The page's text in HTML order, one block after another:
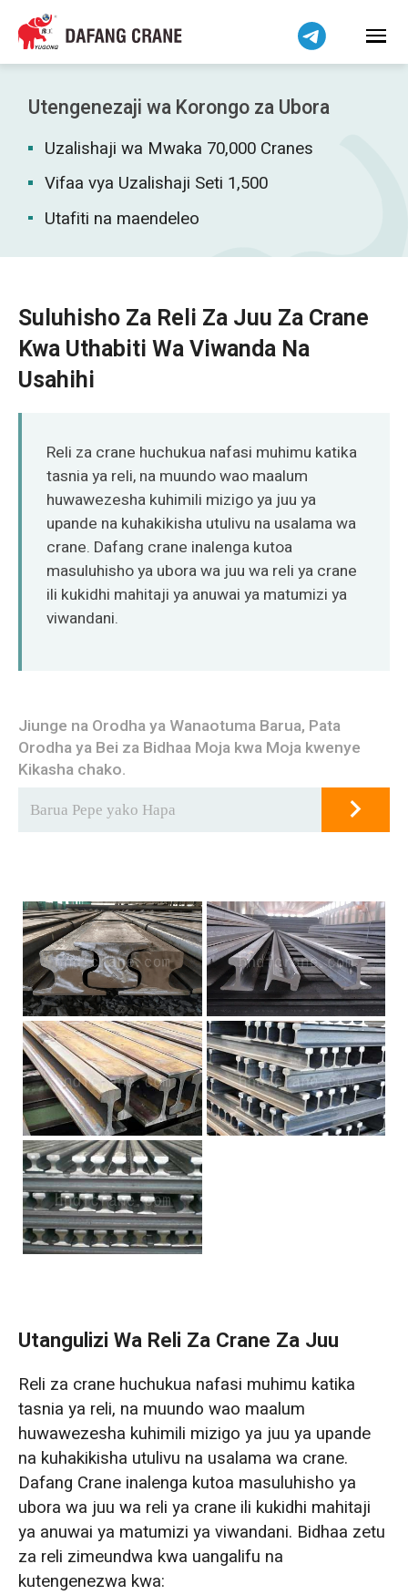
Utengenezaji wa Korongo za Ubora
Uzalishaji wa Mwaka 70,000 Cranes
Vifaa vya Uzalishaji Seti 1,500
Utafiti na maendeleo
Suluhisho Za Reli Za Juu Za Crane
Kwa Uthabiti Wa Viwanda Na
Usahihi
Reli za crane huchukua nafasi muhimu katika
tasnia ya reli, na muundo wao maalum
huwawezesha kuhimili mizigo ya juu ya
upande na kuhakikisha utulivu na usalama wa
crane. Dafang crane inalenga kutoa
masuluhisho ya ubora wa juu wa reli ya crane
ili kukidhi mahitaji ya anuwai ya matumizi ya
viwandani.
Jiunge na Orodha ya Wanaotuma Barua, Pata
Orodha ya Bei za Bidhaa Moja kwa Moja kwenye
Kikasha chako.
Utangulizi Wa Reli Za Crane Za Juu
Reli za crane huchukua nafasi muhimu katika
tasnia ya reli, na muundo wao maalum
huwawezesha kuhimili mizigo ya juu ya upande
na kuhakikisha utulivu na usalama wa crane.
Dafang Crane inalenga kutoa masuluhisho ya
ubora wa juu wa reli ya crane ili kukidhi mahitaji
ya anuwai ya matumizi ya viwandani. Bidhaa zetu
za reli zimeundwa kwa uangalifu na
kutengenezwa kwa:
हिन्दी
Bahasa Indonesia
Bahasa Melayu
Tiếng Việt
简体中文
বাংলা
فارسی
Pilipino
Беларуская мова
Dansk
Norsk
O‘zbekcha